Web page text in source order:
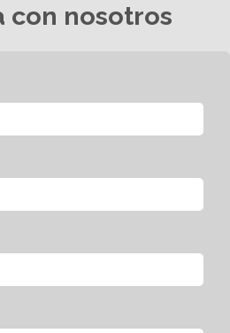
con nosotros